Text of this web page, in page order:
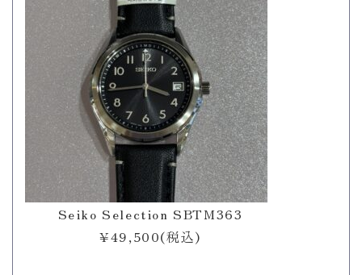
Seiko Selection SBTM363
¥49,500(税込)